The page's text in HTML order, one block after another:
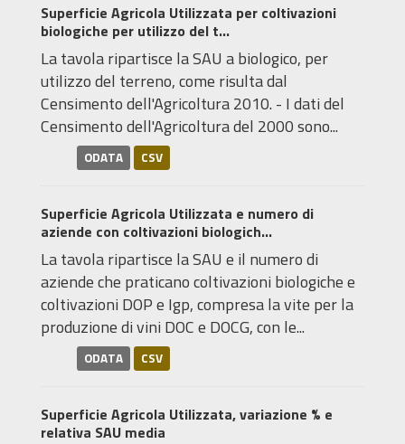
Superficie Agricola Utilizzata per coltivazioni
biologiche per utilizzo del t...
La tavola ripartisce la SAU a biologico, per
utilizzo del terreno, come risulta dal
Censimento dell'Agricoltura 2010. - I dati del
Censimento dell'Agricoltura del 2000 sono...
ODATA CSV
Superficie Agricola Utilizzata e numero di
aziende con coltivazioni biologich...
La tavola ripartisce la SAU e il numero di
aziende che praticano coltivazioni biologiche e
coltivazioni DOP e Igp, compresa la vite per la
produzione di vini DOC e DOCG, con le...
ODATA CSV
Superficie Agricola Utilizzata, variazione % e
relativa SAU media